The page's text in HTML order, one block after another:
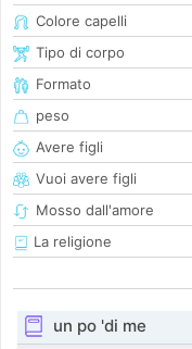
Colore capelli
Tipo di corpo
Formato
peso
Avere figli
Vuoi avere figli
Mosso dall'amore
La religione
un po 'di me